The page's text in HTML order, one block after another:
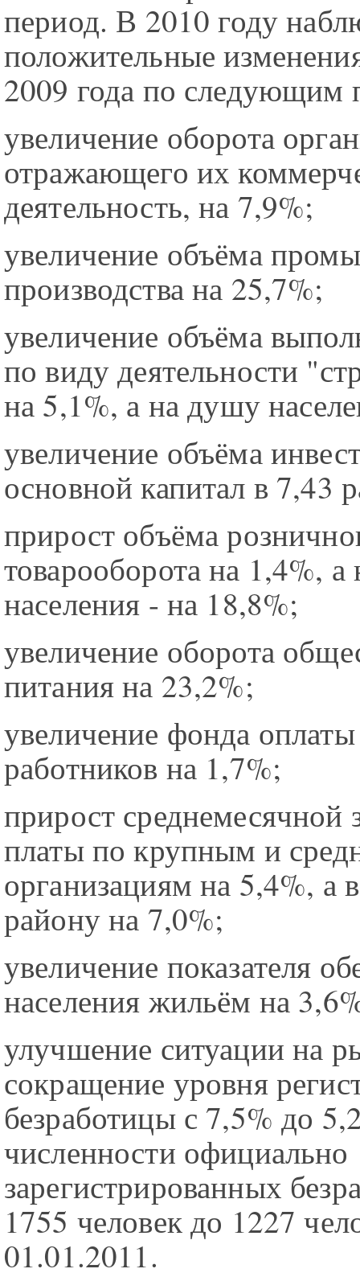
период. В 2010 году
положительные
2009 года по следующим
увеличение оборота
отражающего их
деятельность, на 7,9%;
увеличение объёма
производства на 25,7%;
увеличение объёма
по виду деятельности
на 5,1%, а на душу
увеличение объёма
основной капитал в 7,43
прирост объёма
товарооборота на 1,4%,
населения - на 18,8%;
увеличение оборота
питания на 23,2%;
увеличение фонда оплаты
работников на 1,7%;
прирост среднемесячной
платы по крупным и
организациям на 5,4%, а
району на 7,0%;
увеличение показателя
населения жильём на
улучшение ситуации на
сокращение уровня
безработицы с 7,5% до
численности официально
зарегистрированных
1755 человек до 1227
01.01.2011.